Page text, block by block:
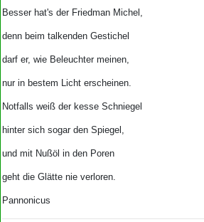
Besser hat's der Friedman Michel,
denn beim talkenden Gestichel
darf er, wie Beleuchter meinen,
nur in bestem Licht erscheinen.
Notfalls weiß der kesse Schniegel
hinter sich sogar den Spiegel,
und mit Nußöl in den Poren
geht die Glätte nie verloren.
Pannonicus